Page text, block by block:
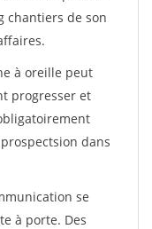
chantiers de son
à oreille peut
progresser et
dans
se
à porte. Des